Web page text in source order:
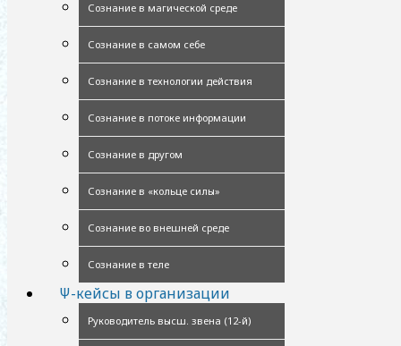
Сознание в магической среде
Сознание в самом себе
Сознание в технологии действия
Сознание в потоке информации
Сознание в другом
Сознание в «кольце силы»
Сознание во внешней среде
Сознание в теле
Ψ-кейсы в организации
Руководитель высш. звена (12-й)